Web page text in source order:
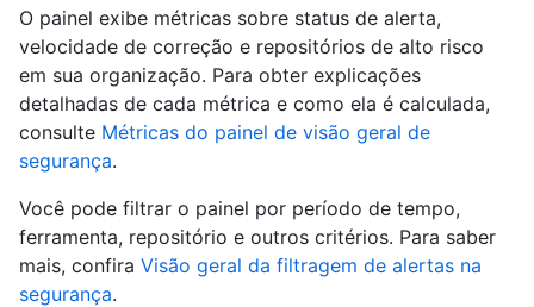
O painel exibe métricas sobre status de alerta,
velocidade de correção e repositórios de alto risco
em sua organização. Para obter explicações
detalhadas de cada métrica e como ela é calculada,
consulte Métricas do painel de visão geral de
segurança.
Você pode filtrar o painel por período de tempo,
ferramenta, repositório e outros critérios. Para saber
mais, confira Visão geral da filtragem de alertas na
segurança.